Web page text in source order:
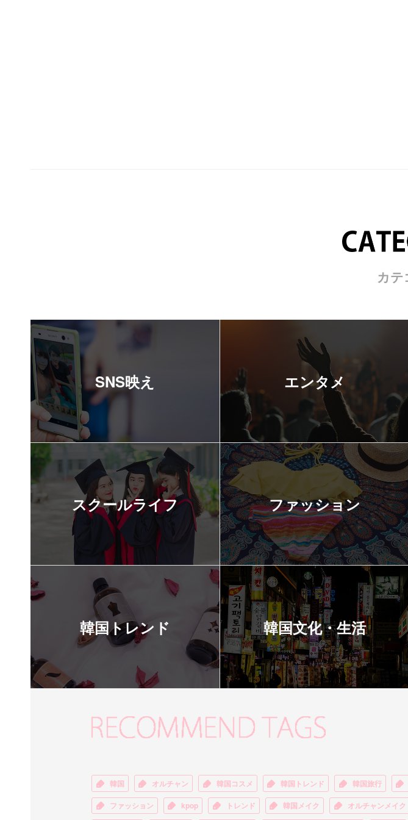
カテ
SNS映え エンタメ
スクールライフ ファッション
韓国トレンド 韓国文化・生活
韓国 オルチャン 韓国コスメ 韓国トレンド 韓国旅行
ファッション kpop トレンド 韓国メイク オルチャンメイク